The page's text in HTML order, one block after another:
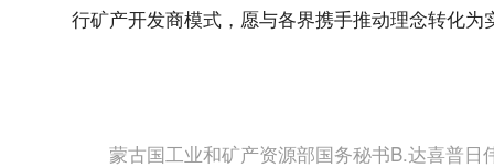
行矿产开发商模式，愿与各界携手推动理念转化
蒙古国工业和矿产资源部国务秘书B.达喜普日